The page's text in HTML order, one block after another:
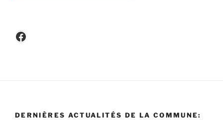
Facebook
DERNIÈRES ACTUALITÉS DE LA COMMUNE: